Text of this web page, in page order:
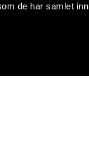
de har samlet inn